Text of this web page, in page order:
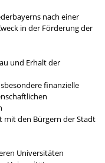
nach einer
in der Förderung der
und Erhalt der
finanzielle
mit den Bürgern der Stadt
Universitäten